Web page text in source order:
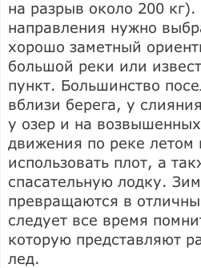
на разрыв около 200
направления нужно
хорошо заметный
большой реки или
пункт. Большинство
вблизи берега, у
у озер и на
движения по реке летом
использовать плот, а
спасательную лодку.
превращаются в
следует все время
которую представляют
лед.